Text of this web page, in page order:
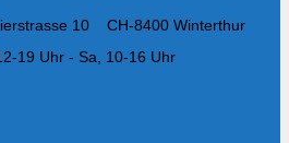
10 CH-8400 Winterthur
19 Uhr - Sa, 10-16 Uhr